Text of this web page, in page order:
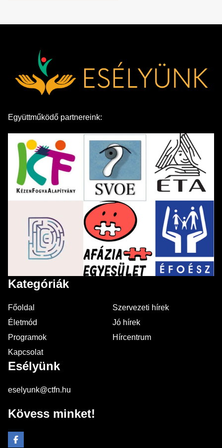
Együttműködő partnereink:
Kategóriák
Főoldal
Szervezeti hírek
Életmód
Jó hírek
Programok
Hírcentrum
Kapcsolat
Esélyünk
eselyunk@ctfn.hu
Kövess minket!